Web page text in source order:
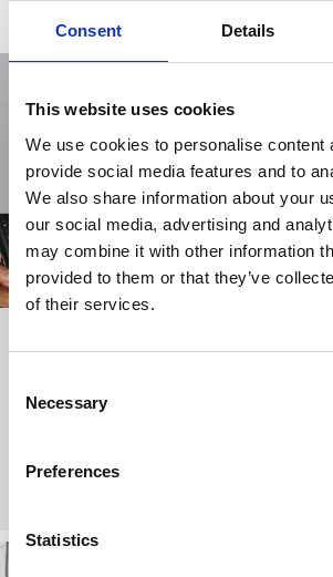
Consent Details
This website uses cookies
We use cookies to personalise content
provide social media features and to
We also share information about your
our social media, advertising and
may combine it with other information
provided to them or that they’ve
of their services.
Selection
Necessary
Preferences
Statistics
#storalillaåmål
Åmål är knappast någon slumrande
det händer saker. Kanske det förklarar